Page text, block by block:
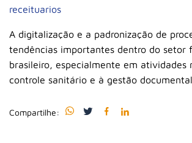
receituarios
A digitalização e a padronização de
tendências importantes dentro do setor
brasileiro, especialmente em atividades
controle sanitário e à gestão
Compartilhe: